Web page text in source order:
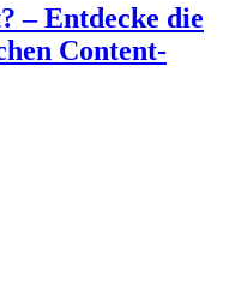
– Entdecke die
Content-